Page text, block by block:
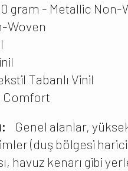
gram - Metallic Non-
Woven
Tabanlı Vinil
Comfort
Genel alanlar,
(duş bölgesi
havuz kenarı gibi